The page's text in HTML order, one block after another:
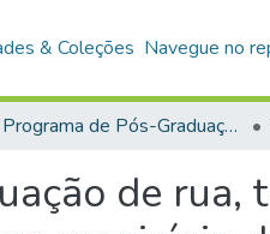
& Coleções Navegue no
Programa de Pós-Graduação em Sociedade, Ambiente e Qualidade de Vida (PPGSAQ)
de